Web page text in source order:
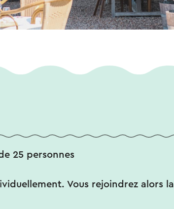
25 personnes
Vous rejoindrez alors la